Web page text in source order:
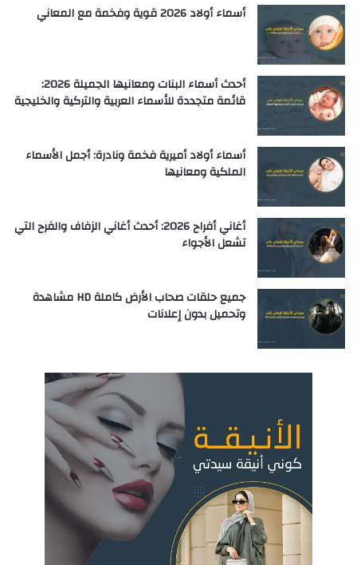
أسماء أولاد 2026 قوية وفخمة مع المعاني
أحدث أسماء البنات ومعانيها الجميلة 2026:
قائمة متجددة للأسماء العربية والتركية والخليجية
أسماء أولاد أميرية فخمة ونادرة: أجمل الأسماء
الملكية ومعانيها
أغاني أفراح 2026: أحدث أغاني الزفاف والفرح التي
تشعل الأجواء
جميع حلقات صحاب الأرض كاملة HD مشاهدة
وتحميل بدون إعلانات